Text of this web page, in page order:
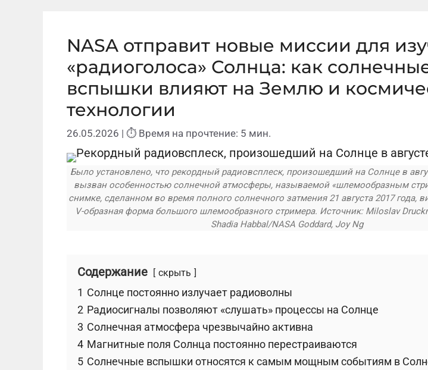
NASA отправит новые миссии для
«радиоголоса» Солнца: как
вспышки влияют на Землю и
технологии
26.05.2026 | ⏱ Время на прочтение: 5 мин.
Было установлено, что рекордный радиовсплеск, произошедший на Солнце в
вызван особенностью солнечной атмосферы, называемой «шлемообразным
снимке, сделанном во время полного солнечного затмения 21 августа 2017 года,
V-образная форма большого шлемообразного стримера. Источник: Miloslav
Shadia Habbal/NASA Goddard, Joy Ng
Содержание скрыть
1 Солнце постоянно излучает радиоволны
2 Радиосигналы позволяют «слушать» процессы на Солнце
3 Солнечная атмосфера чрезвычайно активна
4 Магнитные поля Солнца постоянно перестраиваются
5 Солнечные вспышки относятся к самым мощным событиям в